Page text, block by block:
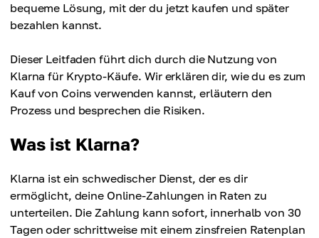
bequeme Lösung, mit der du jetzt kaufen und später
bezahlen kannst.
Dieser Leitfaden führt dich durch die Nutzung von
Klarna für Krypto-Käufe. Wir erklären dir, wie du es zum
Kauf von Coins verwenden kannst, erläutern den
Prozess und besprechen die Risiken.
Was ist Klarna?
Klarna ist ein schwedischer Dienst, der es dir
ermöglicht, deine Online-Zahlungen in Raten zu
unterteilen. Die Zahlung kann sofort, innerhalb von 30
Tagen oder schrittweise mit einem zinsfreien Ratenplan